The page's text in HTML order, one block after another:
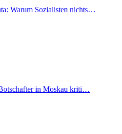
Warum Sozialisten nichts…
in Moskau kriti…